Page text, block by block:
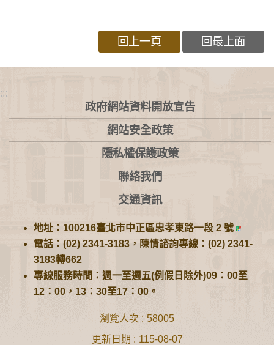
回上一頁 回最上面
:::
政府網站資料開放宣告
網站安全政策
隱私權保護政策
聯絡我們
交通資訊
地址：100216臺北市中正區忠孝東路一段 2 號
電話：(02) 2341-3183，陳情諮詢專線：(02) 2341-
3183轉662
專線服務時間：週一至週五(例假日除外)09：00至
12：00，13：30至17：00。
瀏覽人次
58005
更新日期
115-08-07